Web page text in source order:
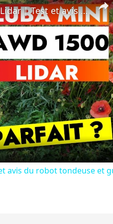
Mammotion Luba Mini AWD1500 Lidar | Test et avis du robot tondeuse et guide d'installation
avis du robot tondeuse et